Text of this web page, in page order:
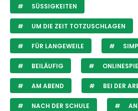
SÜSSIGKEITEN
UM DIE ZEIT TOTZUSCHLAGEN
FÜR LANGEWEILE
BEILÄUFIG
AM ABEND BEI DER
NACH DER SCHULE